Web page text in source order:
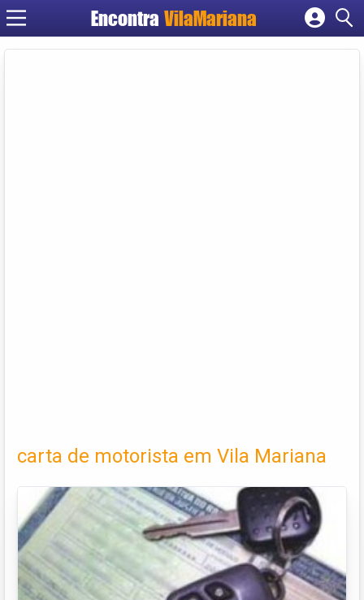
EncontraVilaMariana
Cadastrar empresa
carta de motorista em Vila Mariana